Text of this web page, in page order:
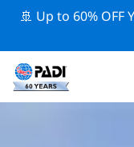
🚢 Up to 60% OFF